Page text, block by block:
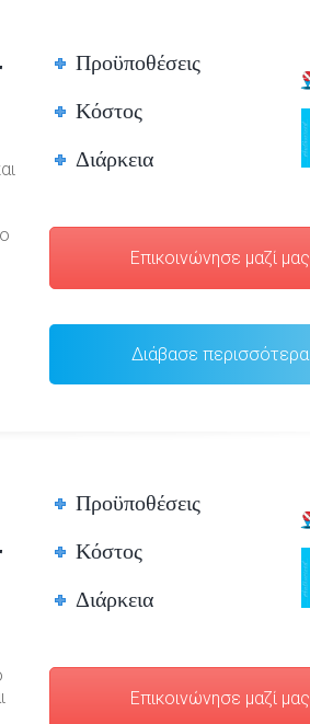
Προϋποθέσεις
Κόστος
Διάρκεια
Επικοινώνησε μαζί μας
Διάβασε περισσότερα
Προϋποθέσεις
Κόστος
Διάρκεια
Επικοινώνησε μαζί μας